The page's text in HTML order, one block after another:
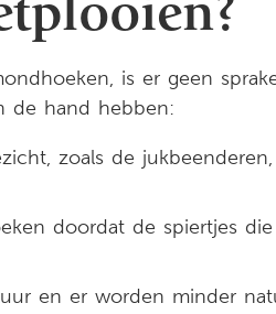
is er geen
de hand hebben:
zoals de
doordat de spiertjes
en er worden minder